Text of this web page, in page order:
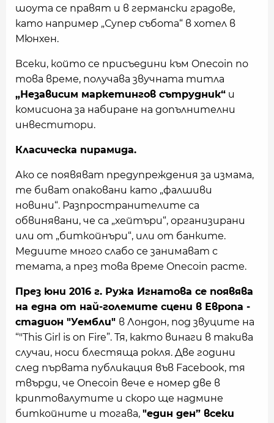
шоута се правят и в германски градове,
като например „Супер събота“ в хотел в
Мюнхен.
Всеки, който се присъедини към Onecoin по
това време, получава звучната титла
„Независим маркетингов сътрудник“ и
комисиона за набиране на допълнителни
инвеститори.
Класическа пирамида.
Ако се появяват предупреждения за измама,
те биват опаковани като „фалшиви
новини“. Разпространителите са
обвинявани, че са „хейтъри“, организирани
или от „биткойнъри“, или от банките.
Медиите много слабо се занимават с
темата, а през това време Onecoin расте.
През юни 2016 г. Ружа Игнатова се появява
на една от най-големите сцени в Европа -
стадион "Уембли" в Лондон, под звуците на
“"This Girl is on Fire”. Тя, както винаги в такива
случаи, носи блестяща рокля. Две години
след първата публикация във Facebook, тя
твърди, че Onecoin вече е номер две в
криптовалутите и скоро ще надмине
биткойните и тогава, "един ден” всеки